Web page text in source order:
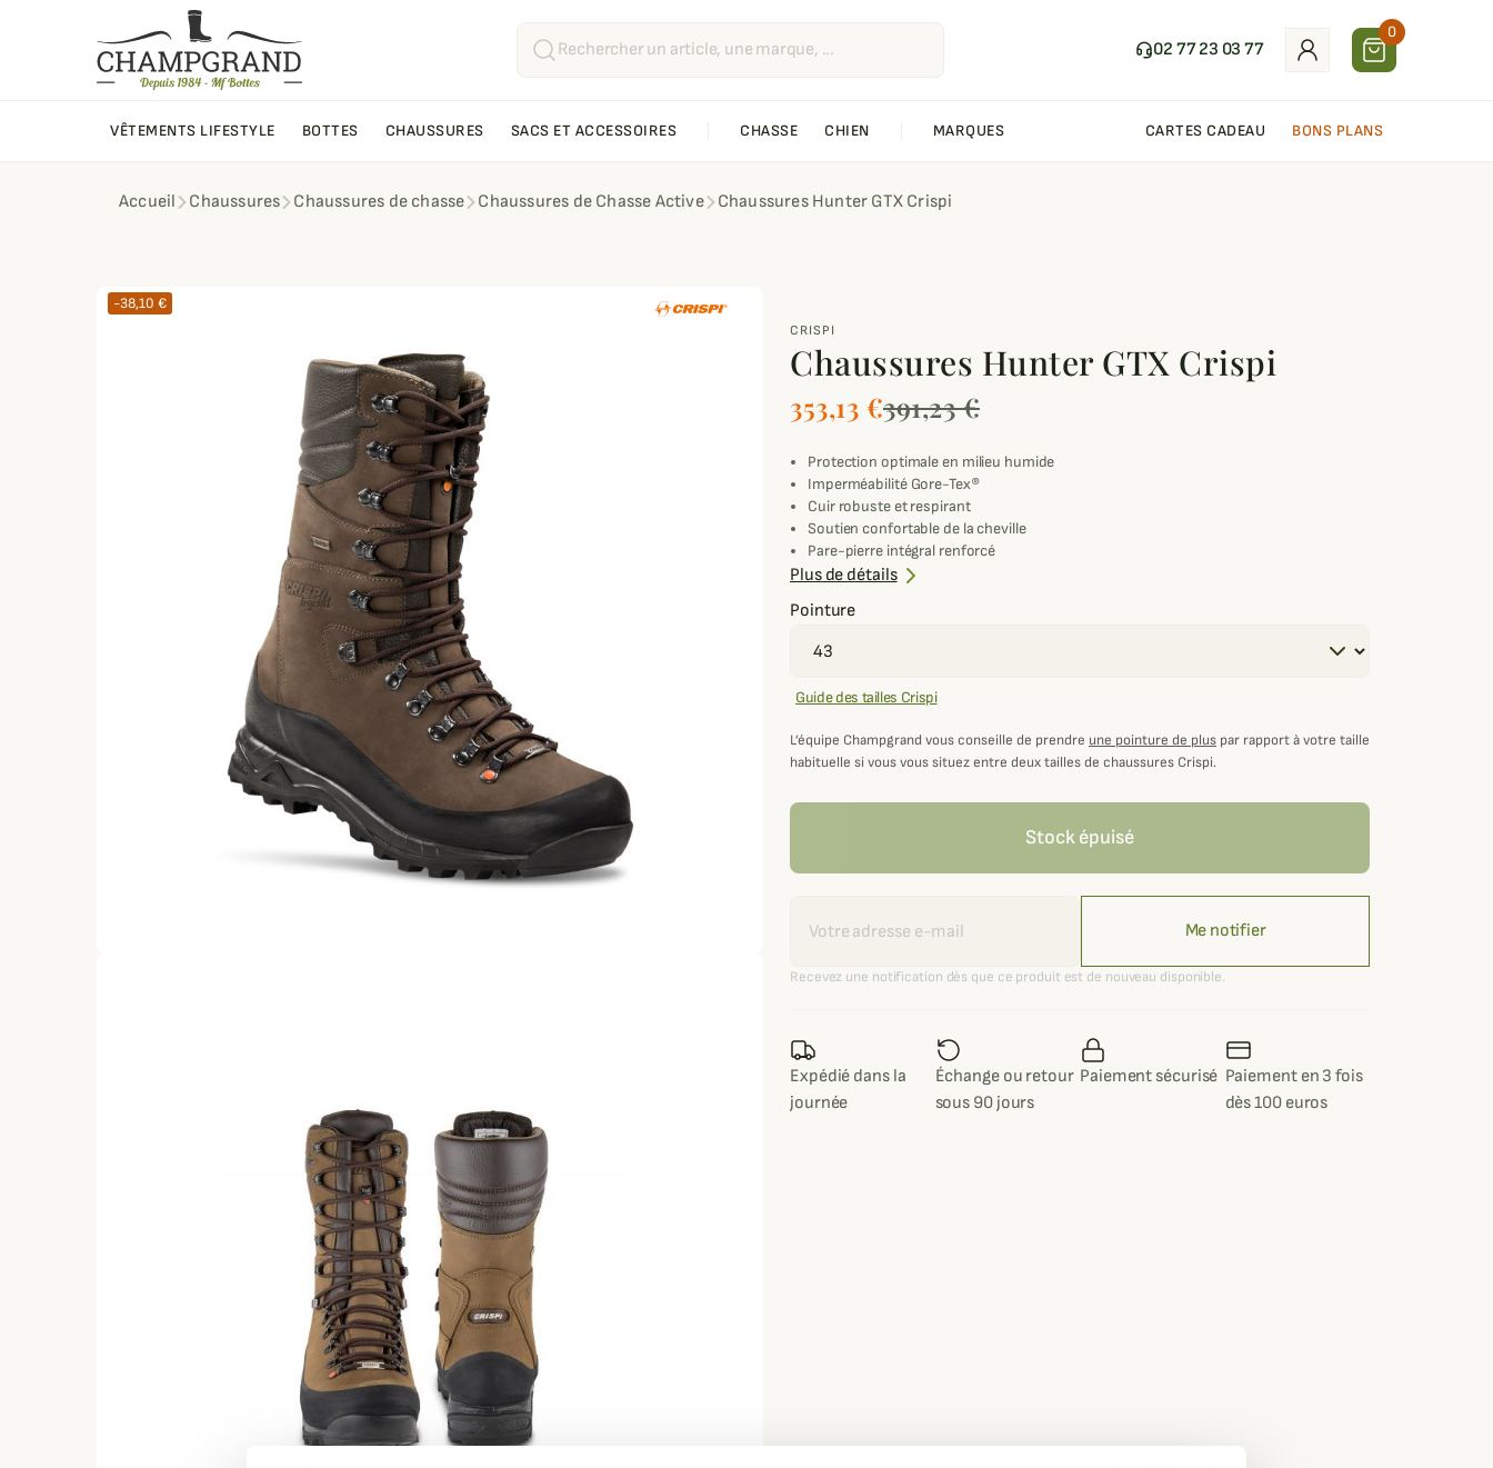
02 77 23 03 77
0
VÊTEMENTS LIFESTYLE BOTTES CHAUSSURES SACS ET ACCESSOIRES CHASSE CHIEN MARQUES CARTES CADEAU BONS PLANS
Accueil Chaussures Chaussures de chasse Chaussures de Chasse Active Chaussures Hunter GTX Crispi
-38,10 €
CRISPI
Chaussures Hunter GTX Crispi
353,13 €391,23 €
Protection optimale en milieu humide
Imperméabilité Gore-Tex®
Cuir robuste et respirant
Soutien confortable de la cheville
Pare-pierre intégral renforcé
Adhérence Vibram Megagrip
Légèreté pour longues marches
Plus de détails
Pointure
Guide des tailles Crispi
L’équipe Champgrand vous conseille de prendre une pointure de plus par rapport à votre taille
habituelle si vous vous situez entre deux tailles de chaussures Crispi.
Stock épuisé
Me notifier
Recevez une notification dès que ce produit est de nouveau disponible.
Expédié dans la
journée
Échange ou retour
sous 90 jours
Paiement sécurisé Paiement en 3 fois
dès 100 euros